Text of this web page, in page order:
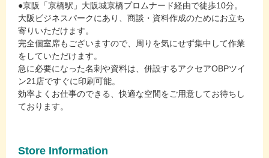
●京阪「京橋駅」大阪城京橋プロムナード経由で徒歩10分。
大阪ビジネスパークにあり、商談・資料作成のためにお立ち
寄りいただけます。
完全個室席もございますので、周りを気にせず集中して作業
をしていただけます。
急に必要になった名刺や資料は、併設するアクセアOBPツイ
ン21店ですぐに印刷可能。
効率よくお仕事のできる、快適な空間をご用意してお待ちし
ております。
Store Information